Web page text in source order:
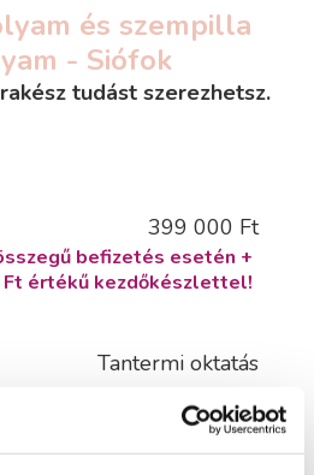
és szempilla
- Siófok
tudást szerezhetsz.
399 000 Ft
befizetés esetén +
Ft értékű kezdőkészlettel!
Tantermi oktatás
nincs